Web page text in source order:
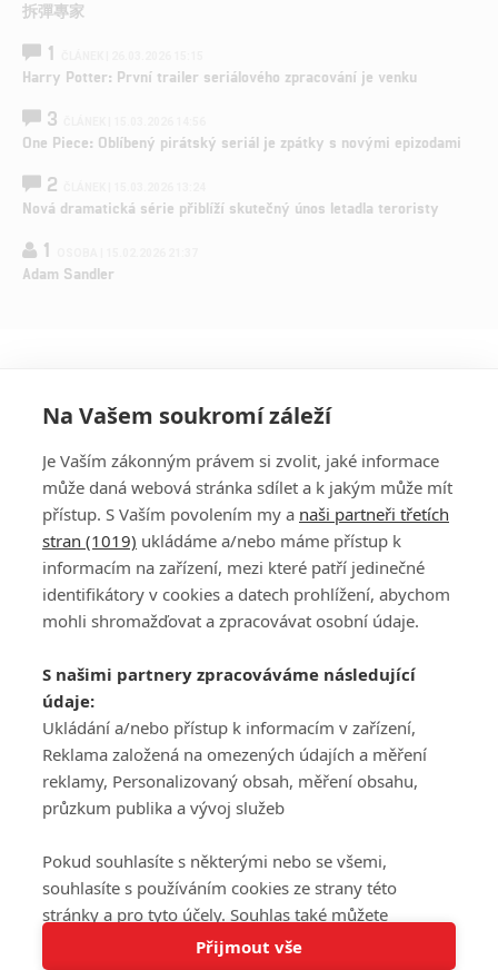
Tato stránka používá soubory cookies.
拆彈專家
1
Harry Potter: První trailer seriálového zpracování je venku
3
One Piece: Oblíbený pirátský seriál je zpátky s novými epizodami
2
Nová dramatická série přiblíží skutečný únos letadla teroristy
1
Adam Sandler
PŘIHLÁSIT
REGISTROVAT
DISKUZE
Šéfredaktorkou webu jePetr Slavík, e-mailserialy@fandimefilmu.cz
Máte-li zájem o inzerci na našem webu napište nám na e-mail
studio@koncal.com
Ochrana osobních údajů|Zásady používání cookies |Pravidla webu
Upravit nastavení soukromí
© 2016 – 2026 FandimeSerialum.cz / All rights reserved /
Na Vašem soukromí záleží
Je Vaším zákonným právem si zvolit, jaké informace
může daná webová stránka sdílet a k jakým může mít
přístup. S Vaším povolením my a naši partneři třetích
stran (1019) ukládáme a/nebo máme přístup k
informacím na zařízení, mezi které patří jedinečné
identifikátory v cookies a datech prohlížení, abychom
mohli shromažďovat a zpracovávat osobní údaje.
S našimi partnery zpracováváme následující
údaje:
Ukládání a/nebo přístup k informacím v zařízení,
Reklama založená na omezených údajích a měření
reklamy, Personalizovaný obsah, měření obsahu,
průzkum publika a vývoj služeb
Pokud souhlasíte s některými nebo se všemi,
souhlasíte s používáním cookies ze strany této
stránky a pro tyto účely. Souhlas také můžete
odmítnout, ale v takovém případě vám na stránce
Přijmout vše